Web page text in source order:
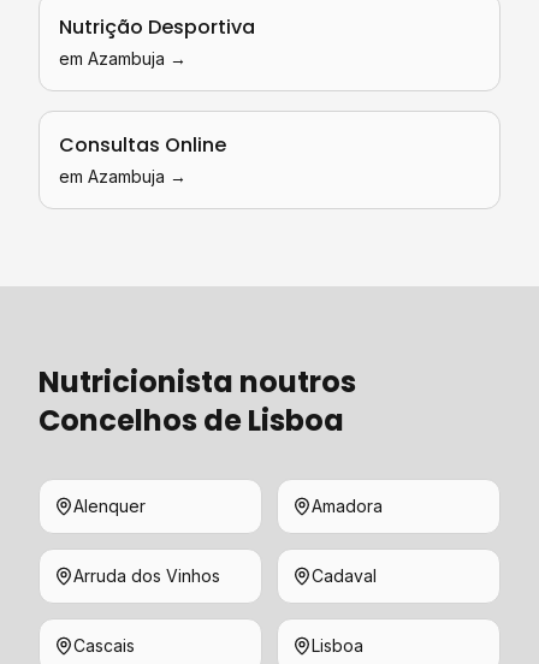
Nutrição Desportiva
em Azambuja →
Consultas Online
em Azambuja →
Nutricionista noutros
Concelhos deLisboa
Alenquer Amadora
Arruda dos Vinhos Cadaval
Cascais Lisboa